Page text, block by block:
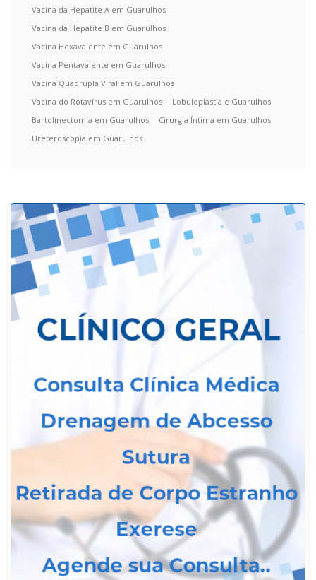
Vacina da Hepatite A em Guarulhos
Vacina da Hepatite B em Guarulhos
Vacina Hexavalente em Guarulhos
Vacina Pentavalente em Guarulhos
Vacina Quadrupla Viral em Guarulhos
Vacina do Rotavírus em Guarulhos
Lobuloplastia e Guarulhos
Bartolinectomia em Guarulhos
Cirurgia Íntima em Guarulhos
Ureteroscopia em Guarulhos